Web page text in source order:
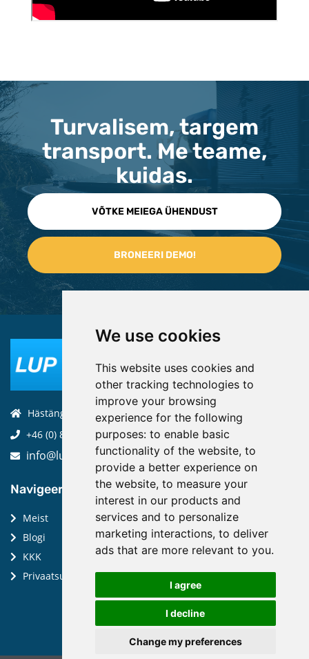
We use cookies
This website uses cookies and
other tracking technologies to
improve your browsing
experience for the following
purposes: to enable basic
functionality of the website, to
provide a better experience on
the website, to measure your
interest in our products and
services and to personalize
marketing interactions, to deliver
ads that are more relevant to you.
I agree
I decline
Change my preferences
Turvalisem, targem
transport. Me teame,
kuidas.
VÕTKE MEIEGA ÜHENDUST
Hästängsuddsvägen 19, 184 94, Åkersberga
+46 (0) 8-970 970
info@luptechnologies.com
Navigeeri:
Meist
Blogi
KKK
Privaatsuspoliitika